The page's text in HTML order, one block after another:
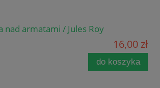
nad armatami / Jules Roy
16,00 zł
do koszyka